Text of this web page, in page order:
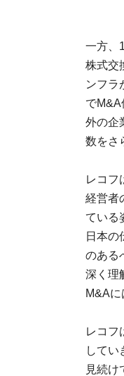
一方、
株式交
ンフラ
で
外の企
数をさ
レコフ
経営者
ている
日本の
のある
深く理
M&Aに
レコフ
してい
見続け